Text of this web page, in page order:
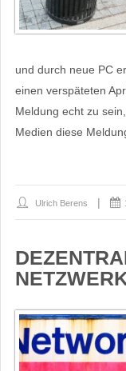
und durch neue PC
einen verspäteten
Meldung echt zu
Medien diese
Ulrich Berens